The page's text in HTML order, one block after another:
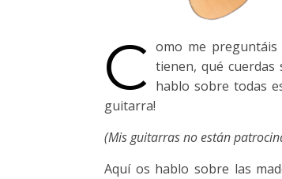
C omo me
tienen, qué
hablo sobre todas
guitarra!
(Mis guitarras no están
Aquí os hablo sobre las